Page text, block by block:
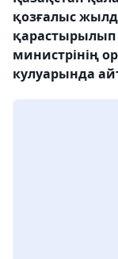
қозғалыс
қарастырылып
министрінің
кулуарында